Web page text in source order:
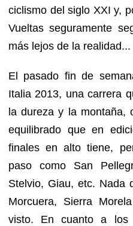
ciclismo del siglo XXI y,
Vueltas seguramente
más lejos de la realidad...
El pasado fin de
Italia 2013, una carrera
la dureza y la montaña,
equilibrado que en
finales en alto tiene,
paso como San
Stelvio, Giau, etc. Nada
Morcuera, Sierra
visto. En cuanto a los